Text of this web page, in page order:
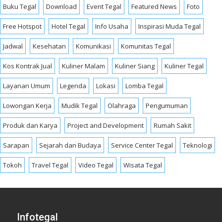
Buku Tegal Download Event Tegal Featured News Foto
Free Hotspot Hotel Tegal Info Usaha Inspirasi Muda Tegal
Jadwal Kesehatan Komunikasi Komunitas Tegal
Kos Kontrak Jual Kuliner Malam Kuliner Siang Kuliner Tegal
Layanan Umum Legenda Lokasi Lomba Tegal
Lowongan Kerja Mudik Tegal Olahraga Pengumuman
Produk dan Karya Project and Development Rumah Sakit
Sarapan Sejarah dan Budaya Service Center Tegal Teknologi
Tokoh Travel Tegal Video Tegal Wisata Tegal
Infotegal